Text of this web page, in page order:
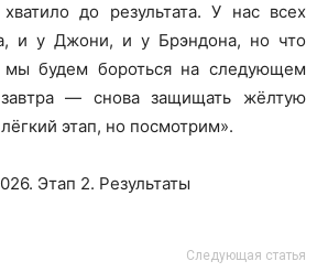
до результата. У нас всех
и у Джони, и у Брэндона, но что
будем бороться на следующем
— снова защищать жёлтую
этап, но посмотрим».
Этап 2. Результаты
Следующая статья